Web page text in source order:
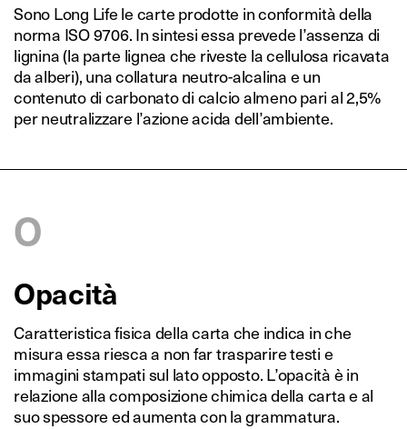
Sono Long Life le carte prodotte in conformità della
norma ISO 9706. In sintesi essa prevede l’assenza di
lignina (la parte lignea che riveste la cellulosa ricavata
da alberi), una collatura neutro-alcalina e un
contenuto di carbonato di calcio almeno pari al 2,5%
per neutralizzare l’azione acida dell’ambiente.
O
Opacità
Caratteristica fisica della carta che indica in che
misura essa riesca a non far trasparire testi e
immagini stampati sul lato opposto. L’opacità è in
relazione alla composizione chimica della carta e al
suo spessore ed aumenta con la grammatura.